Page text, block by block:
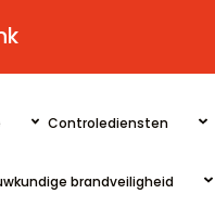
Controlediensten
brandveiligheid